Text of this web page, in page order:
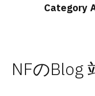
Category
NFのBlog